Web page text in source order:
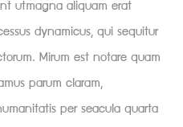
utmagna aliquam erat
dynamicus, qui sequitur
Mirum est notare quam
parum claram,
per seacula quarta